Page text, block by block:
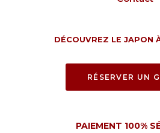
DÉCOUVREZ LE JAPON
RÉSERVER UN
PAIEMENT 100%